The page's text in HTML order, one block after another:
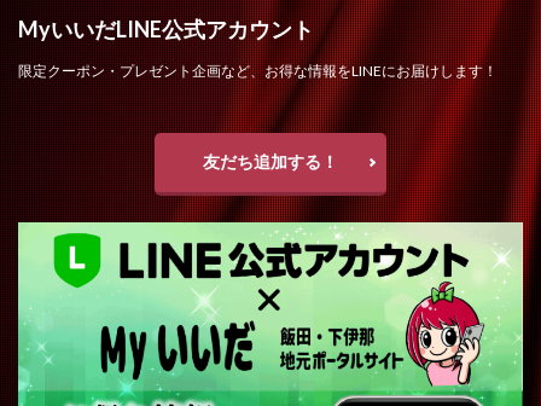
MyいいだLINE公式アカウント
限定クーポン・プレゼント企画など、お得な情報をLINEにお届けします！
友だち追加する！